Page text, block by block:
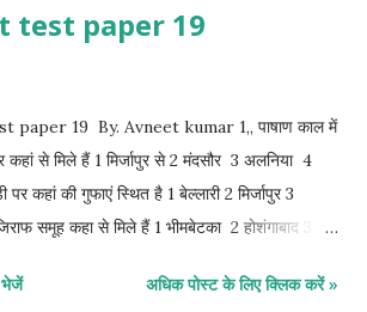
test paper 19
paper 19 By. Avneet kumar 1,, पाषाण काल में
कहां से मिले हैं 1 मिर्जापुर से 2 मंदसौर 3 अलनिया 4
पर कहां की गुफाएं स्थित है 1 बेल्लारी 2 मिर्जापुर 3
समूह कहा से मिले हैं 1 भीमबेटका 2 होशंगाबाद 3
4 2001 5,, सुड उठाएं हाथी कहां से प्राप्त है 1
भेजें अधिक पोस्ट के लिए क्लिक करें »